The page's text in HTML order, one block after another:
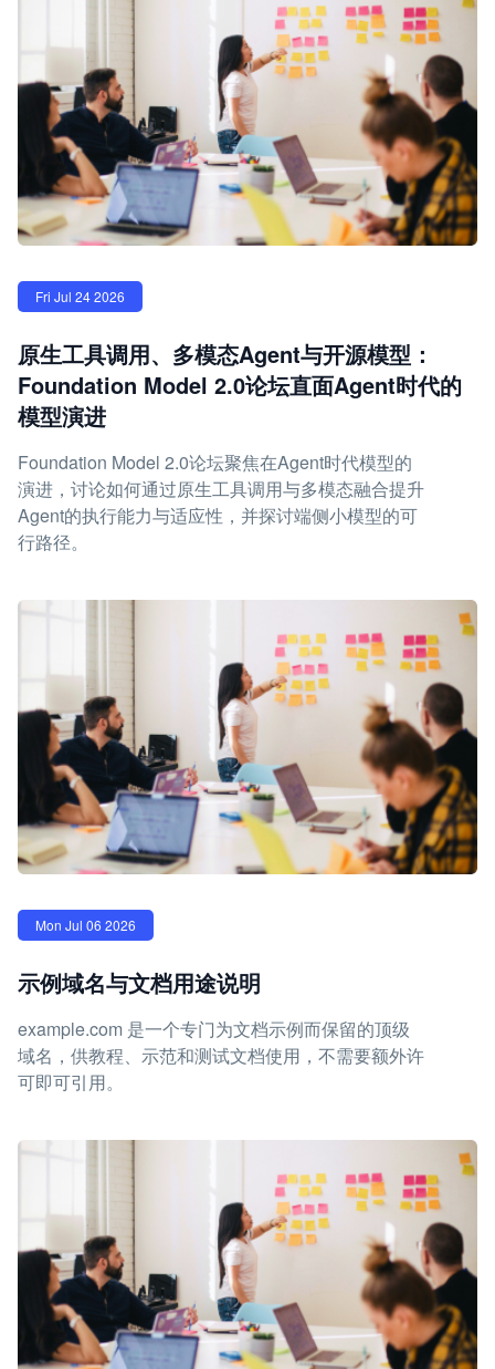
Fri Jul 24 2026
原生工具调用、多模态Agent与开源模型：
Foundation Model 2.0论坛直面Agent时代的
模型演进
Foundation Model 2.0论坛聚焦在Agent时代模型的
演进，讨论如何通过原生工具调用与多模态融合提升
Agent的执行能力与适应性，并探讨端侧小模型的可
行路径。
Mon Jul 06 2026
示例域名与文档用途说明
example.com 是一个专门为文档示例而保留的顶级
域名，供教程、示范和测试文档使用，不需要额外许
可即可引用。